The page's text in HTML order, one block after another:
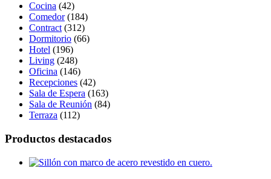
Cocina (42)
Comedor(184)
Contract (312)
Dormitorio (66)
Hotel (196)
Living (248)
Oficina (146)
Recepciones (42)
Sala de Espera (163)
Sala de Reunión (84)
Terraza (112)
Productos destacados